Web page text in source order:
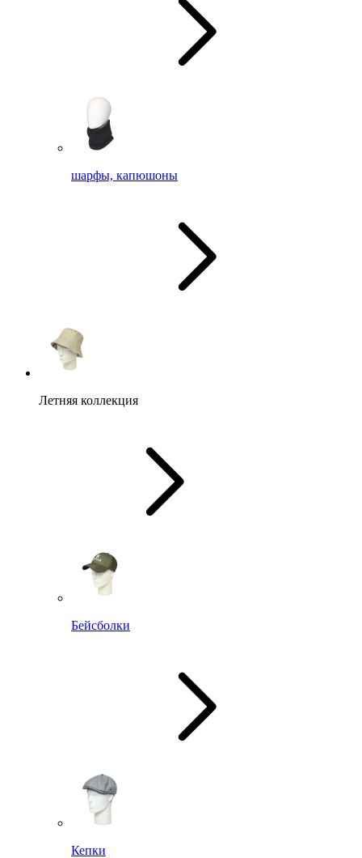
шарфы, капюшоны
Летняя коллекция
Бейсболки
Кепки